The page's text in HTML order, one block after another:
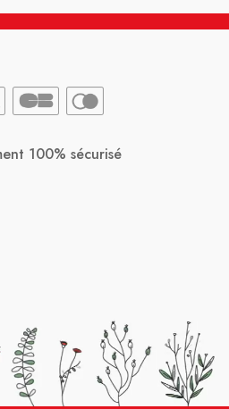
100% sécurisé